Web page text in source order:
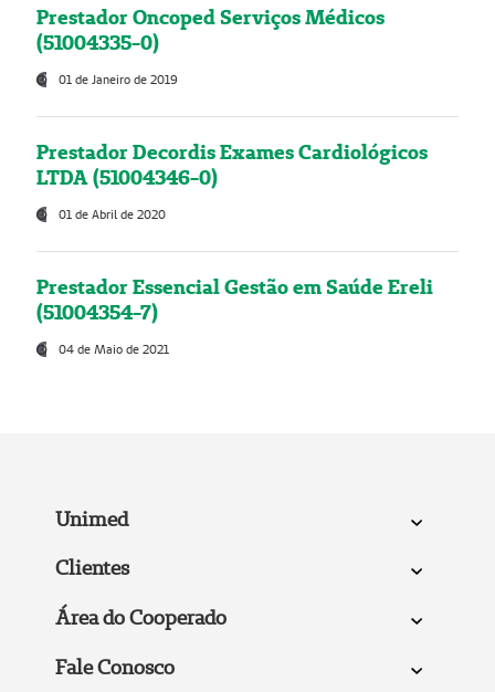
Prestador Oncoped Serviços Médicos
(51004335-0)
01 de Janeiro de 2019
Prestador Decordis Exames Cardiológicos
LTDA (51004346-0)
01 de Abril de 2020
Prestador Essencial Gestão em Saúde Ereli
(51004354-7)
04 de Maio de 2021
Unimed
Clientes
Área do Cooperado
Fale Conosco